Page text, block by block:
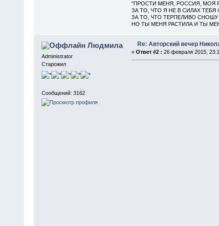
"ПРОСТИ МЕНЯ, РОССИЯ, МОЯ
ЗА ТО, ЧТО Я НЕ В СИЛАХ ТЕБЯ
ЗА ТО, ЧТО ТЕРПЕЛИВО
НО ТЫ МЕНЯ РАСТИЛА И ТЫ
Людмила
Administrator
Старожил
Сообщений: 3162
Re: Авторский вечер
« Ответ #2 : 26 февраля 2015,